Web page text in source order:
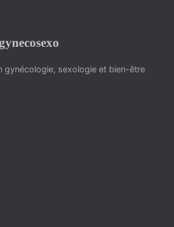
gynécologie, sexologie et bien-être